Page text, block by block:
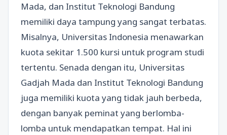
Mada, dan Institut Teknologi Bandung
memiliki daya tampung yang sangat terbatas.
Misalnya, Universitas Indonesia menawarkan
kuota sekitar 1.500 kursi untuk program studi
tertentu. Senada dengan itu, Universitas
Gadjah Mada dan Institut Teknologi Bandung
juga memiliki kuota yang tidak jauh berbeda,
dengan banyak peminat yang berlomba-
lomba untuk mendapatkan tempat. Hal ini